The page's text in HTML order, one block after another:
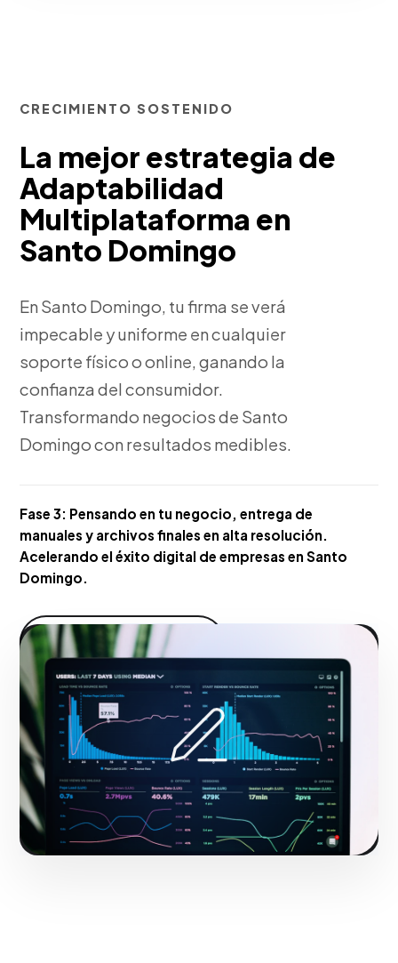
CRECIMIENTO SOSTENIDO
La mejor estrategia de
Adaptabilidad
Multiplataforma en
Santo Domingo
En Santo Domingo, tu firma se verá
impecable y uniforme en cualquier
soporte físico o online, ganando la
confianza del consumidor.
Transformando negocios de Santo
Domingo con resultados medibles.
Fase 3: Pensando en tu negocio, entrega de
manuales y archivos finales en alta resolución.
Acelerando el éxito digital de empresas en Santo
Domingo.
Hacerlo realidad